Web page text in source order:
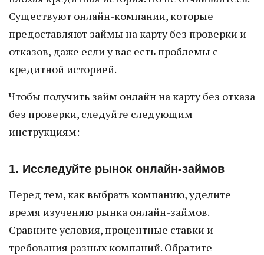
Существуют онлайн-компании, которые
предоставляют займы на карту без проверки и
отказов, даже если у вас есть проблемы с
кредитной историей.
Чтобы получить займ онлайн на карту без отказа
без проверки, следуйте следующим
инструкциям:
1. Исследуйте рынок онлайн-займов
Перед тем, как выбрать компанию, уделите
время изучению рынка онлайн-займов.
Сравните условия, процентные ставки и
требования разных компаний. Обратите